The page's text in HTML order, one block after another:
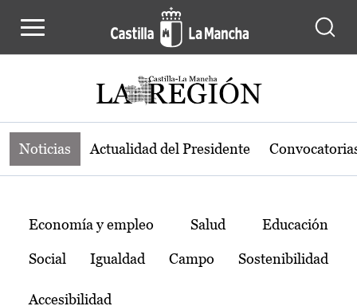
Noticias de la región de Castilla-La
Noticias Actualidad del Presidente
Temas
Economía y empleo Salud Educación
Social Igualdad Campo Sostenibilidad
Accesibilidad